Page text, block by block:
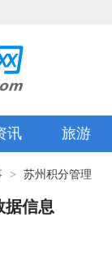
讯 旅游
> 苏州积分管理
据信息